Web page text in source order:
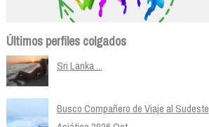
Últimos perfiles colgados
Sri Lanka ...
Busco Compañero de Viaje al Sudeste